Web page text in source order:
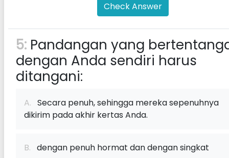
Check Answer
5: Pandangan yang
dengan Anda sendiri harus
ditangani:
A. Secara penuh, sehingga mereka sepenuhnya
dikirim pada akhir kertas Anda.
B. dengan penuh hormat dan dengan singkat